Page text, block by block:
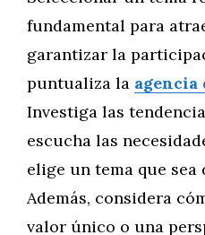
fundamental para
garantizar la
puntualiza la agencia
Investiga las
escucha las
elige un tema que
Además, considera
valor único o una